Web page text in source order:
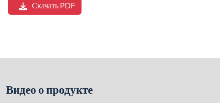
Скачать PDF
Видео о продукте